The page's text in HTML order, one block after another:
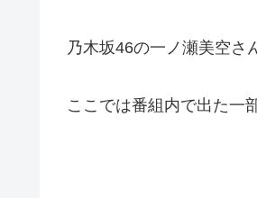
乃木坂46の一ノ瀬美空さ
ここでは番組内で出た一